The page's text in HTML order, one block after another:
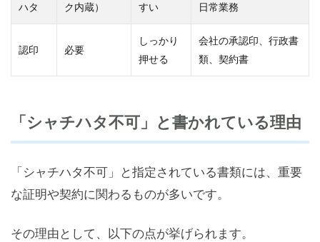
ハタ
ク内蔵）
すい
日常業務
認印 必要
しっかり
押せる
会社の承認印、行政書
類、契約書
「シャチハタ不可」と書かれている理由
「シャチハタ不可」と指定されている書類には、重要
な証明や契約に関わるものが多いです。
その理由として、以下の点が挙げられます。